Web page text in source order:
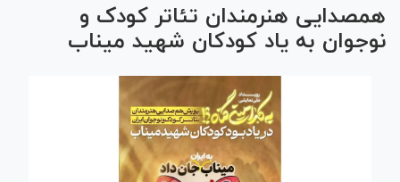
همصدایی هنرمندان تئاتر کودک و
نوجوان به یاد کودکان شهید میناب